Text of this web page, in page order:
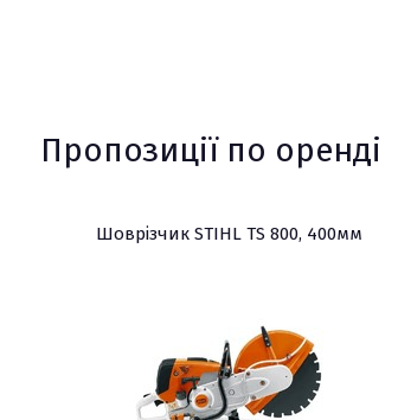
Пропозиції по оренді
Шоврізчик STIHL TS 800, 400мм